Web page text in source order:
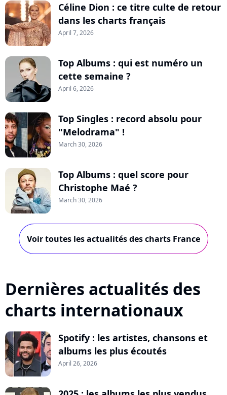
Céline Dion : ce titre culte de retour
dans les charts français
April 7, 2026
Top Albums : qui est numéro un
cette semaine ?
April 6, 2026
Top Singles : record absolu pour
"Melodrama" !
March 30, 2026
Top Albums : quel score pour
Christophe Maé ?
March 30, 2026
Voir toutes les actualités des charts France
Dernières actualités des
charts internationaux
Spotify : les artistes, chansons et
albums les plus écoutés
April 26, 2026